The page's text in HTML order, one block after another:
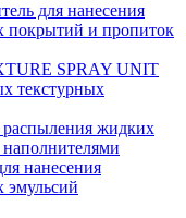
для нанесения
покрытий и пропиток
SPRAY UNIT
текстурных
жидких
нанесения
эмульсий